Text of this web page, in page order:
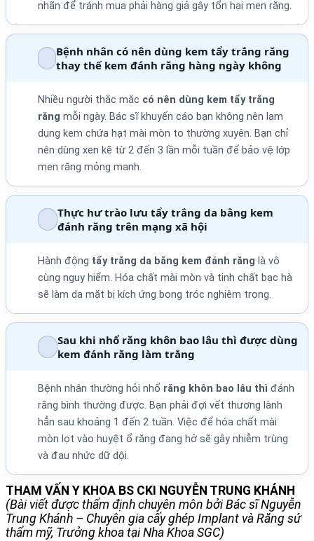
nhãn để tránh mua phải hàng giả gây tổn hại men răng.
Bệnh nhân có nên dùng kem tẩy trắng răng
thay thế kem đánh răng hàng ngày không
Nhiều người thắc mắc có nên dùng kem tẩy trắng
răng mỗi ngày. Bác sĩ khuyến cáo bạn không nên lạm
dụng kem chứa hạt mài mòn to thường xuyên. Bạn chỉ
nên dùng xen kẽ từ 2 đến 3 lần mỗi tuần để bảo vệ lớp
men răng mỏng manh.
Thực hư trào lưu tẩy trắng da bằng kem
đánh răng trên mạng xã hội
Hành động tẩy trắng da bằng kem đánh răng là vô
cùng nguy hiểm. Hóa chất mài mòn và tinh chất bạc hà
sẽ làm da mặt bị kích ứng bong tróc nghiêm trọng.
Sau khi nhổ răng khôn bao lâu thì được dùng
kem đánh răng làm trắng
Bệnh nhân thường hỏi nhổ răng khôn bao lâu thì đánh
răng bình thường được. Bạn phải đợi vết thương lành
hẳn sau khoảng 1 đến 2 tuần. Việc để hóa chất mài
mòn lọt vào huyệt ổ răng đang hở sẽ gây nhiễm trùng
và đau nhức dữ dội.
THAM VẤN Y KHOA BS CKI NGUYỄN TRUNG KHÁNH
(Bài viết được thẩm định chuyên môn bởi Bác sĩ Nguyễn
Trung Khánh – Chuyên gia cấy ghép Implant và Răng sứ
thẩm mỹ, Trưởng khoa tại Nha Khoa SGC)